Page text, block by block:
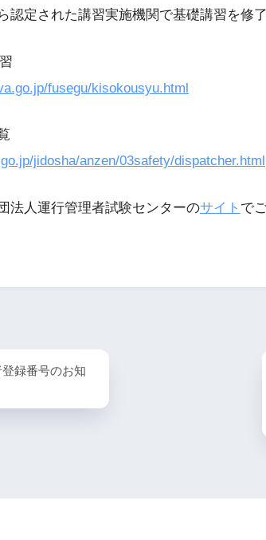
認定された講習実施機関で基礎講習を修
fusegu/kisokousyu.html
jidosha/anzen/03safety/dispatcher.html
法人運行管理者試験センターのサイト で
録番号のお知